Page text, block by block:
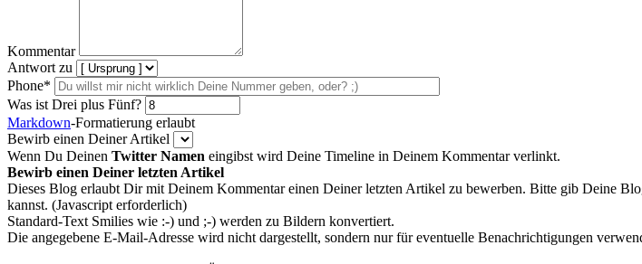
Kommentar
Antwort zu
Phone*
Was ist Drei plus Fünf?
Markdown-Formatierung erlaubt
Bewirb einen Deiner Artikel
Wenn Du Deinen Twitter Namen eingibst wird Deine Timeline in Deinem Kommentar verlinkt.
Bewirb einen Deiner letzten Artikel
Dieses Blog erlaubt Dir mit Deinem Kommentar einen Deiner letzten Artikel zu bewerben. Bitte gib Deine
kannst. (Javascript erforderlich)
Standard-Text Smilies wie :-) und ;-) werden zu Bildern konvertiert.
Die angegebene E-Mail-Adresse wird nicht dargestellt, sondern nur für eventuelle Benachrichtigungen